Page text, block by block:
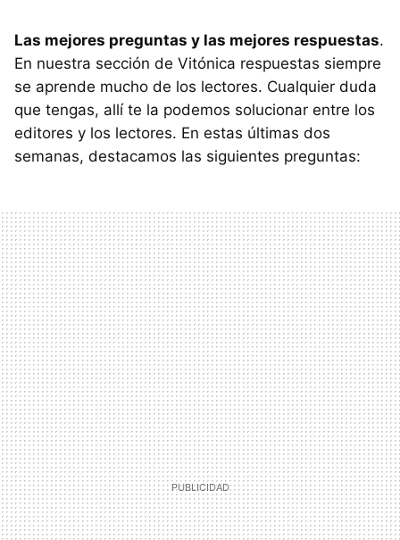
Las mejores preguntas y las mejores respuestas.
En nuestra sección de Vitónica respuestas siempre
se aprende mucho de los lectores. Cualquier duda
que tengas, allí te la podemos solucionar entre los
editores y los lectores. En estas últimas dos
semanas, destacamos las siguientes preguntas: